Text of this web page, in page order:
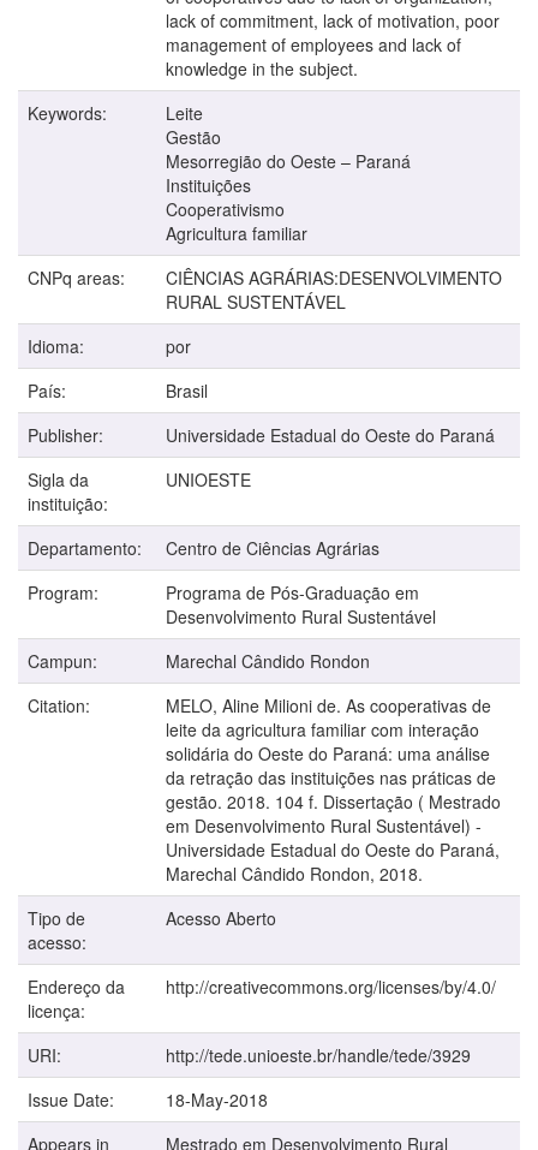
lack of commitment, lack of motivation, poor
management of employees and lack of
knowledge in the subject.
Keywords:
Leite
Gestão
Mesorregião do Oeste – Paraná
Instituições
Cooperativismo
Agricultura familiar
CNPq areas:
CIÊNCIAS AGRÁRIAS:DESENVOLVIMENTO
RURAL SUSTENTÁVEL
Idioma:
por
País:
Brasil
Publisher:
Universidade Estadual do Oeste do Paraná
Sigla da
instituição:
UNIOESTE
Departamento:
Centro de Ciências Agrárias
Program:
Programa de Pós-Graduação em
Desenvolvimento Rural Sustentável
Campun:
Marechal Cândido Rondon
Citation:
MELO, Aline Milioni de. As cooperativas de
leite da agricultura familiar com interação
solidária do Oeste do Paraná: uma análise
da retração das instituições nas práticas de
gestão. 2018. 104 f. Dissertação ( Mestrado
em Desenvolvimento Rural Sustentável) -
Universidade Estadual do Oeste do Paraná,
Marechal Cândido Rondon, 2018.
Tipo de
acesso:
Acesso Aberto
Endereço da
licença:
http://creativecommons.org/licenses/by/4.0/
URI:
http://tede.unioeste.br/handle/tede/3929
Issue Date:
18-May-2018
Appears in
Mestrado em Desenvolvimento Rural